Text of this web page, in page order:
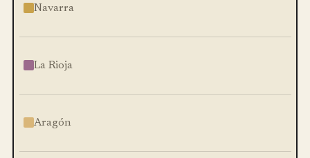
Navarra
La Rioja
Aragón